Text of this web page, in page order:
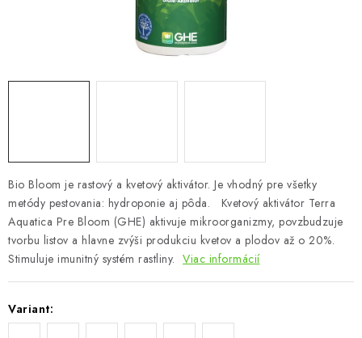
Podmienky o ochrane osobných údajov
Bio Bloom je rastový a kvetový aktivátor. Je vhodný pre všetky
metódy pestovania: hydroponie aj pôda. Kvetový aktivátor Terra
Aquatica Pre Bloom (GHE) aktivuje mikroorganizmy, povzbudzuje
tvorbu listov a hlavne zvýši produkciu kvetov a plodov až o 20%.
Stimuluje imunitný systém rastliny. Viac informácií
Variant: